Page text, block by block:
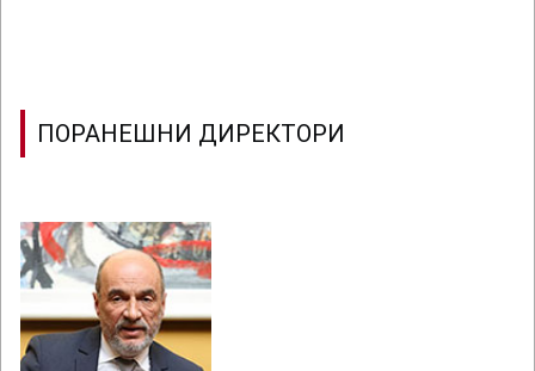
ПОРАНЕШНИ ДИРЕКТОРИ